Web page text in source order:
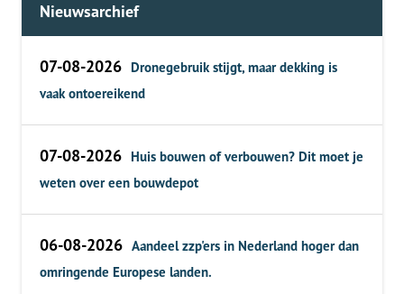
Nieuwsarchief
07-08-2026 Dronegebruik stijgt, maar dekking is
vaak ontoereikend
07-08-2026 Huis bouwen of verbouwen? Dit moet je
weten over een bouwdepot
06-08-2026 Aandeel zzp'ers in Nederland hoger dan
omringende Europese landen.